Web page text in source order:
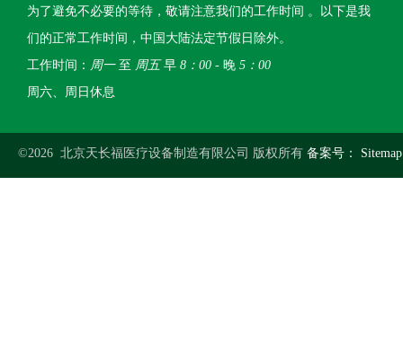
为了避免不必要的等待，敬请注意我们的工作时间 。以下是我
们的正常工作时间，中国大陆法定节假日除外。
工作时间： 周一至 周五早 8：00 - 晚 5：00
周六、周日休息
©2026 北京天长福医疗设备制造有限公司 版权所有 备案号：